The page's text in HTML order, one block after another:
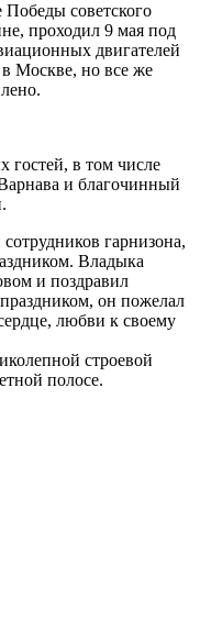
советского
проходил 9 мая под
двигателей
в Москве, но все же
гостей, в том числе
и благочинный
гарнизона,
Владыка
и поздравил
он пожелал
любви к своему
строевой
полосе.